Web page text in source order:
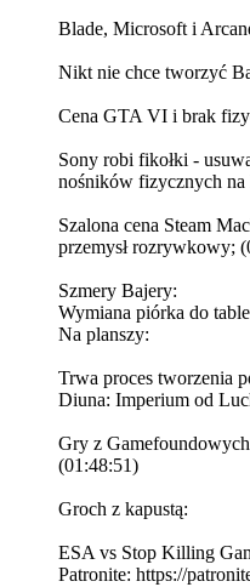
Blade, Microsoft i
Nikt nie chce tworzyć
Cena GTA VI i brak
Sony robi fikołki -
nośników fizycznych na
Szalona cena Steam
przemysł rozrywkowy;
Szmery Bajery:
Wymiana piórka do
Na planszy:
Trwa proces tworzenia
Diuna: Imperium od
Gry z
(01:48:51)
Groch z kapustą:
ESA vs Stop Killing
Patronite: https://